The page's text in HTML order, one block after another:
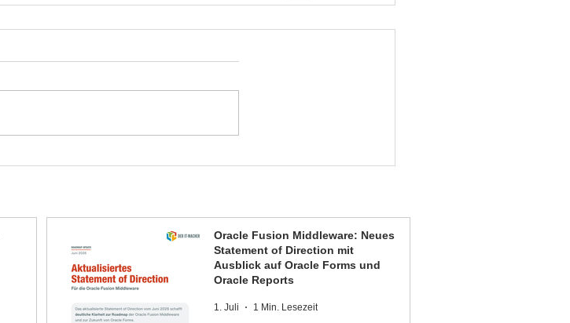
Oracle Fusion Middleware: Neues
Statement of Direction mit
Ausblick auf Oracle Forms und
Oracle Reports
1. Juli 1 Min. Lesezeit